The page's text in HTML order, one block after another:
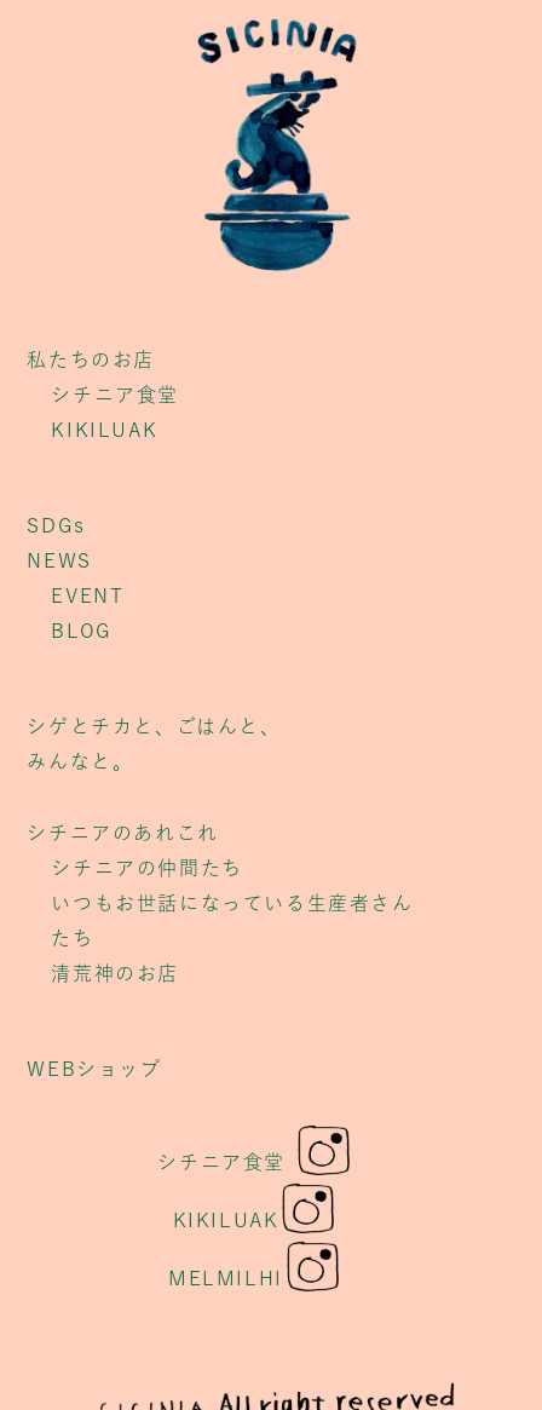
私たちのお店
シチニア食堂
KIKILUAK
SDGs
NEWS
EVENT
BLOG
シゲとチカと、ごはんと、
みんなと。
シチニアのあれこれ
シチニアの仲間たち
いつもお世話になっている生産者さん
たち
清荒神のお店
WEBショップ
シチニア食堂
KIKILUAK
MELMILHI